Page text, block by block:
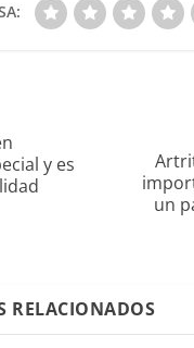
y es
un
RELACIONADOS